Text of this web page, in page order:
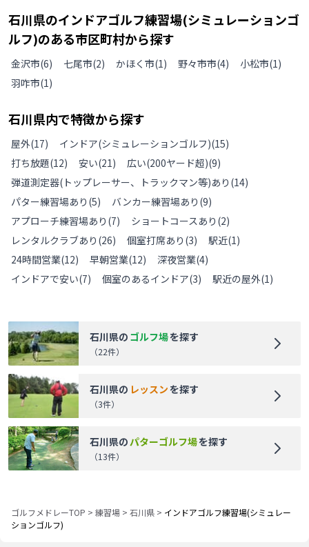
石川県のインドアゴルフ練習場(シミュレーションゴ
ルフ)のある市区町村から探す
金沢市(6) 七尾市(2) かほく市(1) 野々市市(4) 小松市(1)
羽咋市(1)
石川県内で特徴から探す
屋外(17) インドア(シミュレーションゴルフ)(15)
打ち放題(12) 安い(21) 広い(200ヤード超)(9)
弾道測定器(トップレーサー、トラックマン等)あり (14)
パター練習場あり (5) バンカー練習場あり (9)
アプローチ練習場あり (7) ショートコースあり (2)
レンタルクラブあり (26) 個室打席あり (3) 駅近(1)
24時間営業(12) 早朝営業(12) 深夜営業(4)
インドアで安い(7) 個室のあるインドア(3) 駅近の屋外(1)
石川県の ゴルフ場を探す
（22件）
石川県の レッスンを探す
（3件）
石川県のパターゴルフ場を探す
（13件）
ゴルフメドレーTOP > 練習場 > 石川県 > インドアゴルフ練習場(シミュレー
ションゴルフ)